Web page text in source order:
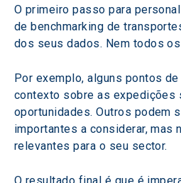
O primeiro passo para
de benchmarking de
dos seus dados. Nem todos
Por exemplo, alguns pontos
contexto sobre as expedições
oportunidades. Outros podem
importantes a considerar, mas
relevantes para o seu sector.